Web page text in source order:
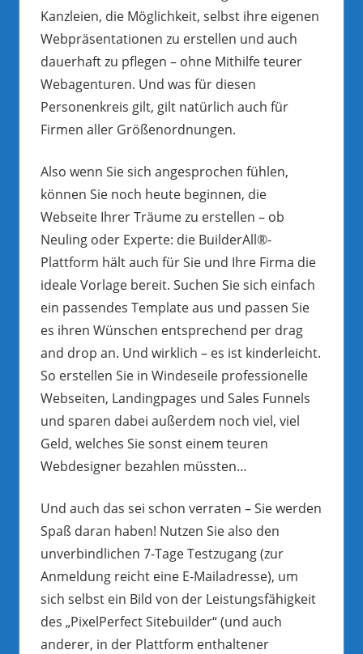
Kanzleien, die Möglichkeit, selbst ihre eigenen
Webpräsentationen zu erstellen und auch
dauerhaft zu pflegen – ohne Mithilfe teurer
Webagenturen. Und was für diesen
Personenkreis gilt, gilt natürlich auch für
Firmen aller Größenordnungen.
Also wenn Sie sich angesprochen fühlen,
können Sie noch heute beginnen, die
Webseite Ihrer Träume zu erstellen – ob
Neuling oder Experte: die BuilderAll®-
Plattform hält auch für Sie und Ihre Firma die
ideale Vorlage bereit. Suchen Sie sich einfach
ein passendes Template aus und passen Sie
es ihren Wünschen entsprechend per drag
and drop an. Und wirklich – es ist kinderleicht.
So erstellen Sie in Windeseile professionelle
Webseiten, Landingpages und Sales Funnels
und sparen dabei außerdem noch viel, viel
Geld, welches Sie sonst einem teuren
Webdesigner bezahlen müssten…
Und auch das sei schon verraten – Sie werden
Spaß daran haben! Nutzen Sie also den
unverbindlichen 7-Tage Testzugang (zur
Anmeldung reicht eine E-Mailadresse), um
sich selbst ein Bild von der Leistungsfähigkeit
des „PixelPerfect Sitebuilder“ (und auch
anderer, in der Plattform enthaltener